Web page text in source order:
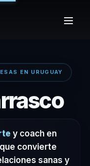
EN URUGUAY
–
y coach en
convierte
sanas y